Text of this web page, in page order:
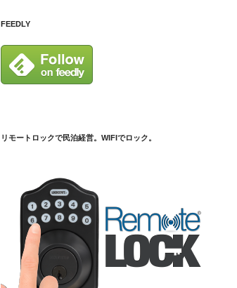
FEEDLY
リモートロックで民泊経営。WIFIでロック。